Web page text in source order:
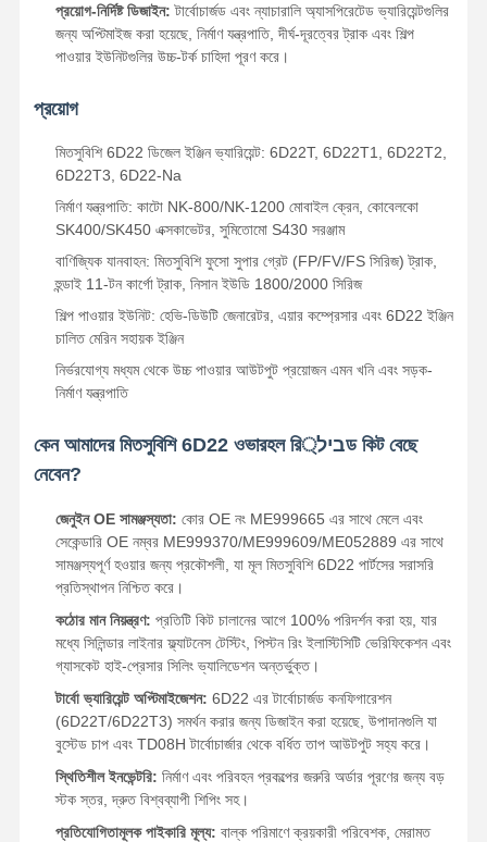
প্রয়োগ-নির্দিষ্ট ডিজাইন: টার্বোচার্জড এবং ন্যাচারালি অ্যাসপিরেটেড ভ্যারিয়েন্টগুলির
জন্য অপ্টিমাইজ করা হয়েছে, নির্মাণ যন্ত্রপাতি, দীর্ঘ-দূরত্বের ট্রাক এবং শিল্প
পাওয়ার ইউনিটগুলির উচ্চ-টর্ক চাহিদা পূরণ করে।
প্রয়োগ
মিতসুবিশি 6D22 ডিজেল ইঞ্জিন ভ্যারিয়েন্ট: 6D22T, 6D22T1, 6D22T2,
6D22T3, 6D22-Na
নির্মাণ যন্ত্রপাতি: কাটো NK-800/NK-1200 মোবাইল ক্রেন, কোবেলকো
SK400/SK450 এক্সকাভেটর, সুমিতোমো S430 সরঞ্জাম
বাণিজ্যিক যানবাহন: মিতসুবিশি ফুসো সুপার গ্রেট (FP/FV/FS সিরিজ) ট্রাক,
হুন্ডাই 11-টন কার্গো ট্রাক, নিসান ইউডি 1800/2000 সিরিজ
শিল্প পাওয়ার ইউনিট: হেভি-ডিউটি ​​জেনারেটর, এয়ার কম্প্রেসার এবং 6D22 ইঞ্জিন
চালিত মেরিন সহায়ক ইঞ্জিন
নির্ভরযোগ্য মধ্যম থেকে উচ্চ পাওয়ার আউটপুট প্রয়োজন এমন খনি এবং সড়ক-
নির্মাণ যন্ত্রপাতি
কেন আমাদের মিতসুবিশি 6D22 ওভারহল রিביל্ড কিট বেছে
নেবেন?
জেনুইন OE সামঞ্জস্যতা: কোর OE নং ME999665 এর সাথে মেলে এবং
সেকেন্ডারি OE নম্বর ME999370/ME999609/ME052889 এর সাথে
সামঞ্জস্যপূর্ণ হওয়ার জন্য প্রকৌশলী, যা মূল মিতসুবিশি 6D22 পার্টসের সরাসরি
প্রতিস্থাপন নিশ্চিত করে।
কঠোর মান নিয়ন্ত্রণ: প্রতিটি কিট চালানের আগে 100% পরিদর্শন করা হয়, যার
মধ্যে সিলিন্ডার লাইনার ফ্ল্যাটনেস টেস্টিং, পিস্টন রিং ইলাস্টিসিটি ভেরিফিকেশন এবং
গ্যাসকেট হাই-প্রেসার সিলিং ভ্যালিডেশন অন্তর্ভুক্ত।
টার্বো ভ্যারিয়েন্ট অপ্টিমাইজেশন: 6D22 এর টার্বোচার্জড কনফিগারেশন
(6D22T/6D22T3) সমর্থন করার জন্য ডিজাইন করা হয়েছে, উপাদানগুলি যা
বুস্টেড চাপ এবং TD08H টার্বোচার্জার থেকে বর্ধিত তাপ আউটপুট সহ্য করে।
স্থিতিশীল ইনভেন্টরি: নির্মাণ এবং পরিবহন প্রকল্পের জরুরি অর্ডার পূরণের জন্য বড়
স্টক স্তর, দ্রুত বিশ্বব্যাপী শিপিং সহ।
প্রতিযোগিতামূলক পাইকারি মূল্য: বাল্ক পরিমাণে ক্রয়কারী পরিবেশক, মেরামত